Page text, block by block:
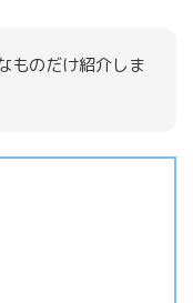
ものだけ紹介しま